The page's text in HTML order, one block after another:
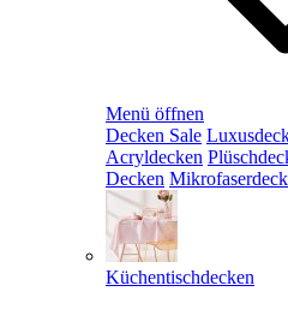
Menü öffnen
Decken Sale
Acryldecken
Decken
Küchentischdecken